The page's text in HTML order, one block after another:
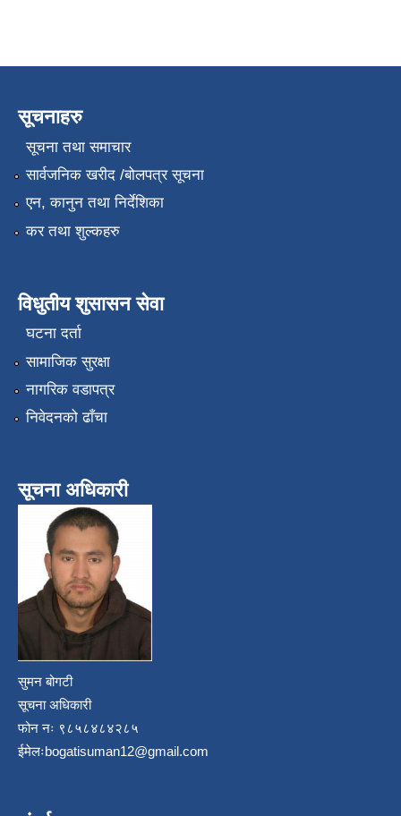
सूचनाहरु
सूचना तथा समाचार
सार्वजनिक खरीद /बोलपत्र सूचना
एन, कानुन तथा निर्देशिका
कर तथा शुल्कहरु
विधुतीय शुसासन सेवा
घटना दर्ता
सामाजिक सुरक्षा
नागरिक वडापत्र
निवेदनको ढाँचा
सूचना अधिकारी
सुमन बोगटी
सूचना अधिकारी
फोन नः ९८५८४८४२८५
ईमेलःbogatisuman12@gmail.com